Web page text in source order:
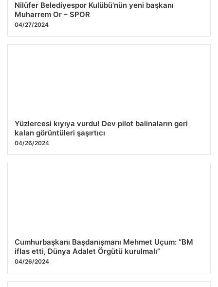
Nilüfer Belediyespor Kulübü'nün yeni başkanı
Muharrem Or – SPOR
04/27/2024
Yüzlercesi kıyıya vurdu! Dev pilot balinaların geri
kalan görüntüleri şaşırtıcı
04/26/2024
Cumhurbaşkanı Başdanışmanı Mehmet Uçum: “BM
iflas etti, Dünya Adalet Örgütü kurulmalı”
04/26/2024